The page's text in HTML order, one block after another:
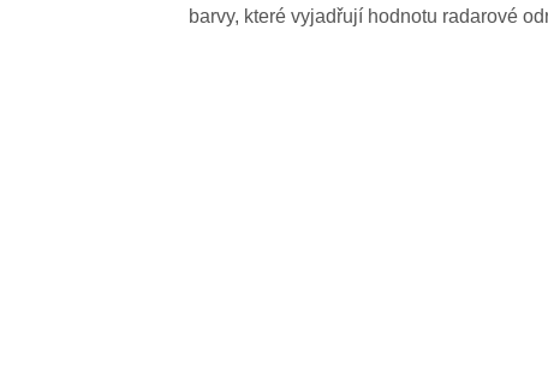
barvy, které vyjadřují hodnotu radarové